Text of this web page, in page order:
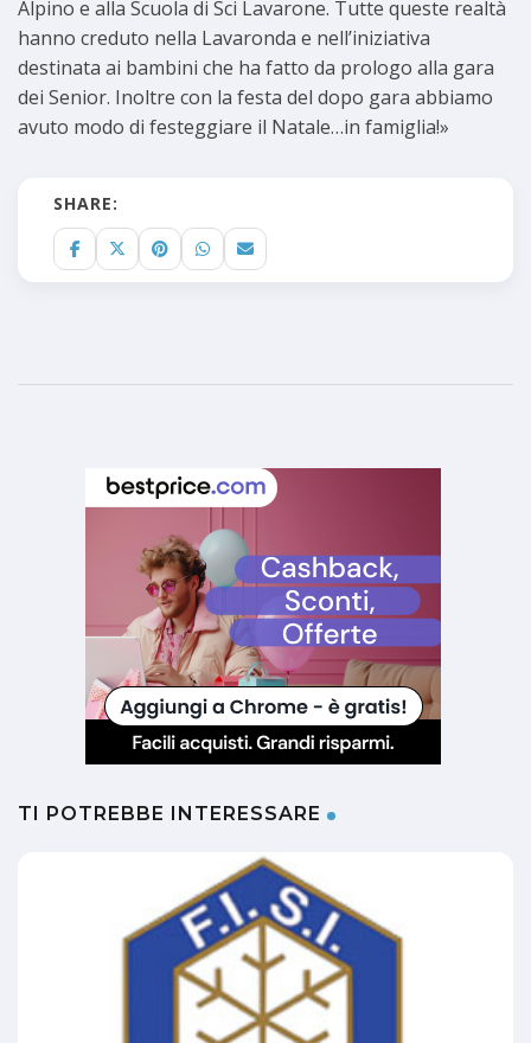
Alpino e alla Scuola di Sci Lavarone. Tutte queste realtà
hanno creduto nella Lavaronda e nell’iniziativa
destinata ai bambini che ha fatto da prologo alla gara
dei Senior. Inoltre con la festa del dopo gara abbiamo
avuto modo di festeggiare il Natale…in famiglia!»
SHARE:
TI POTREBBE INTERESSARE